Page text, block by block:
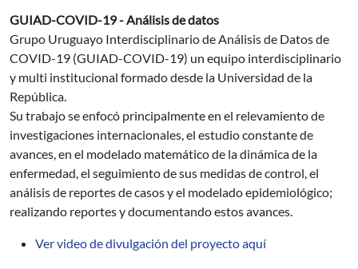
GUIAD-COVID-19 - Análisis de datos
Grupo Uruguayo Interdisciplinario de Análisis de Datos de
COVID-19 (GUIAD-COVID-19) un equipo interdisciplinario
y multi institucional formado desde la Universidad de la
República.
Su trabajo se enfocó principalmente en el relevamiento de
investigaciones internacionales, el estudio constante de
avances, en el modelado matemático de la dinámica de la
enfermedad, el seguimiento de sus medidas de control, el
análisis de reportes de casos y el modelado epidemiológico;
realizando reportes y documentando estos avances.
Ver video de divulgación del proyecto aquí